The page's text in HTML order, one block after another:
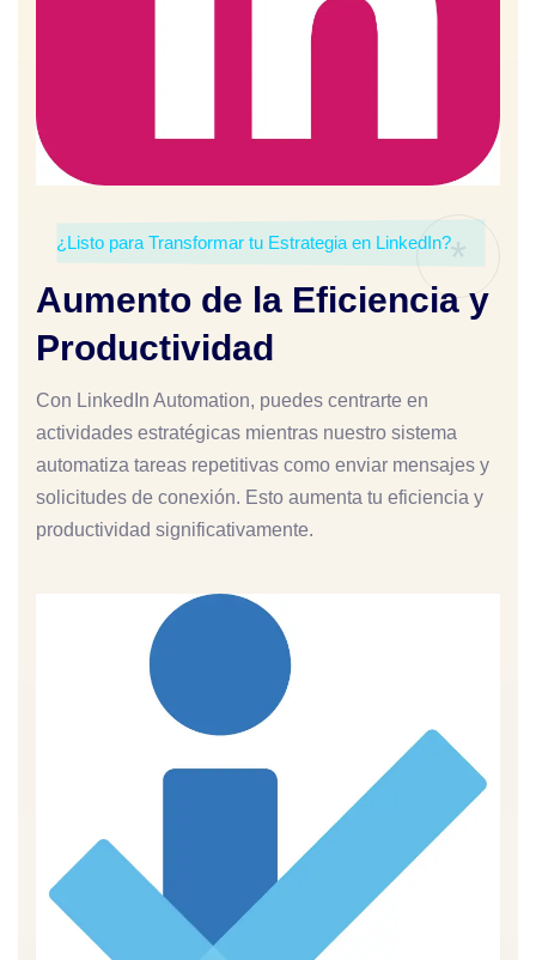
*
¿Listo para Transformar tu Estrategia en LinkedIn?
Aumento de la Eficiencia y
Productividad
Con LinkedIn Automation, puedes centrarte en
actividades estratégicas mientras nuestro sistema
automatiza tareas repetitivas como enviar mensajes y
solicitudes de conexión. Esto aumenta tu eficiencia y
productividad significativamente.